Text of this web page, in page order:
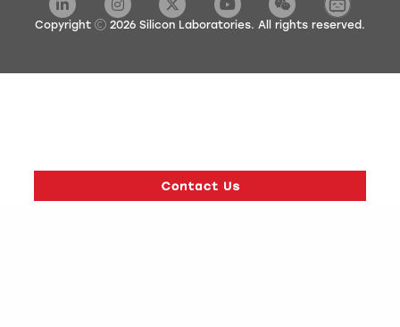
Copyright 2026 Silicon Laboratories. All rights reserved.